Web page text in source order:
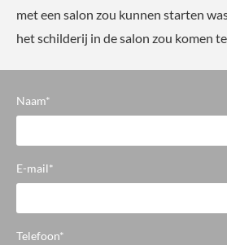
met een salon zou kunnen starten
het schilderij in de salon zou komen
Naam*
E-mail*
Telefoon*